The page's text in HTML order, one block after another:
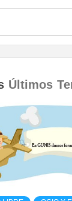
Últimos